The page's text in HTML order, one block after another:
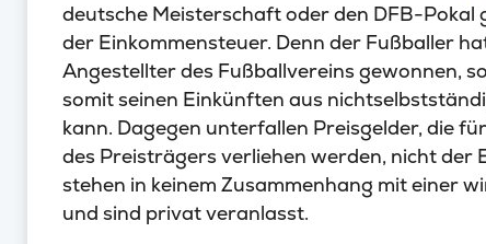
deutsche Meisterschaft oder den DFB-
der Einkommensteuer. Denn der Fußballer
Angestellter des Fußballvereins gewonnen,
somit seinen Einkünften aus
kann. Dagegen unterfallen Preisgelder, die
des Preisträgers verliehen werden, nicht der
stehen in keinem Zusammenhang mit einer
und sind privat veranlasst.